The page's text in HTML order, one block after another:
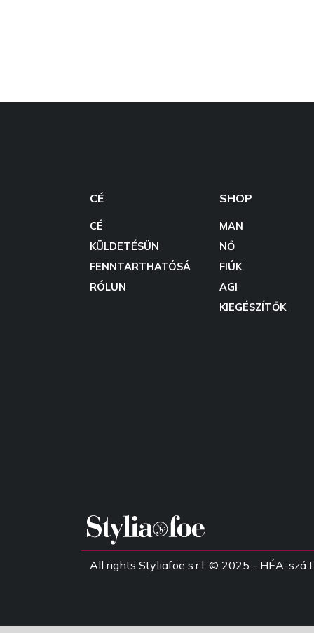
CÉ
CÉ
KÜLDETÉSÜN
FENNTARTHATÓSÁ
RÓLUN
SHOP
MAN
NŐ
FIÚK
AGI
KIEGÉSZÍTŐK
All rights Styliafoe s.r.l. © 2025 - HÉA-szá